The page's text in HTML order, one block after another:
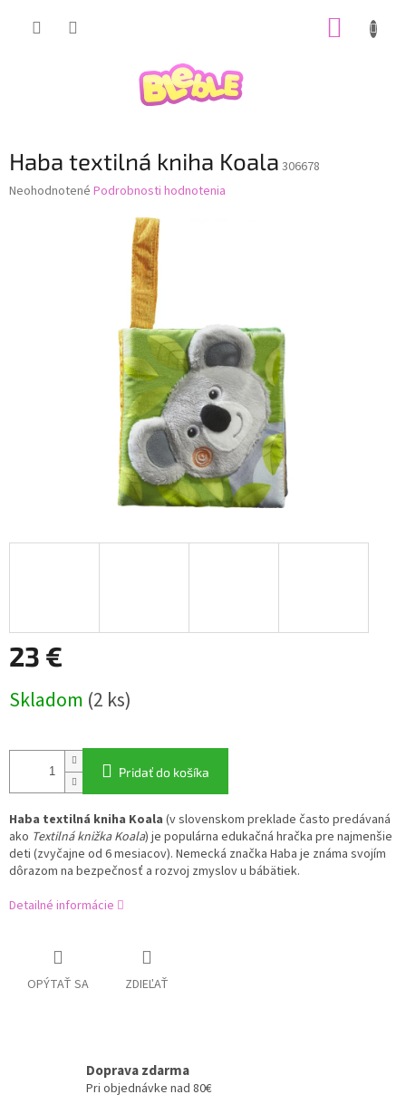
Haba textilná kniha Koala 306678
Priemerné
Neohodnotené Podrobnosti hodnotenia
23 €
cena:
Skladom (2 ks)
Pridať do košíka
Haba textilná kniha Koala (v slovenskom preklade často predávaná
ako Textilná knižka Koala) je populárna edukačná hračka pre najmenšie
deti (zvyčajne od 6 mesiacov). Nemecká značka Haba je známa svojím
dôrazom na bezpečnosť a rozvoj zmyslov u bábätiek.
Detailné informácie
OPÝTAŤ SA ZDIEĽAŤ
Doprava zdarma
Pri objednávke nad 80€